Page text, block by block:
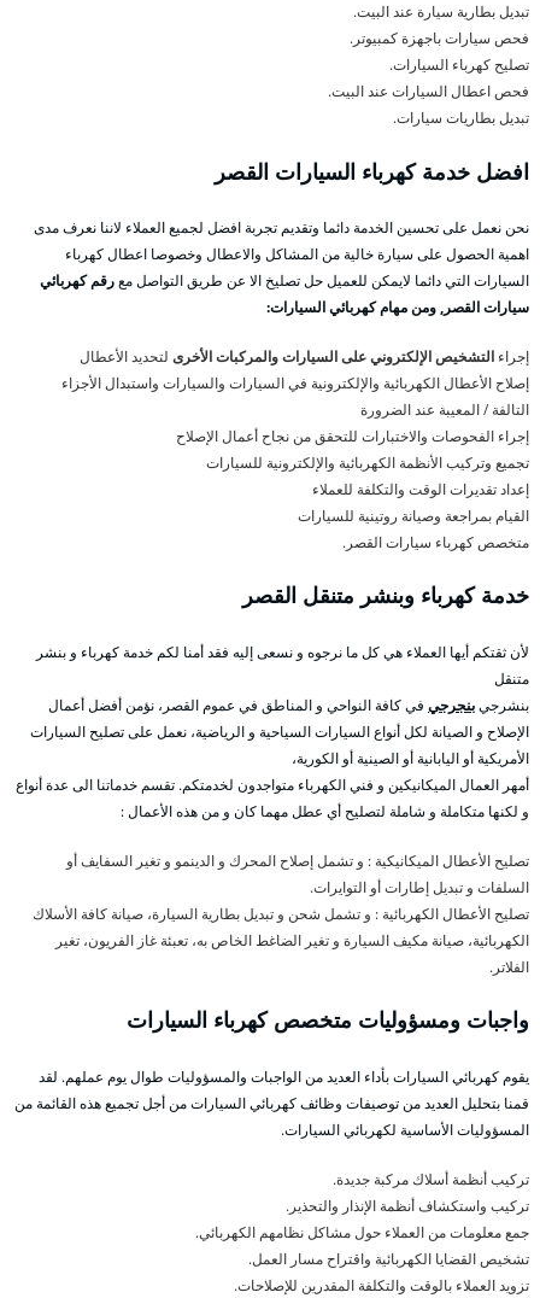
تبديل بطارية سيارة عند البيت.
فحص سيارات باجهزة كمبيوتر.
تصليح كهرباء السيارات.
فحص اعطال السيارات عند البيت.
تبديل بطاريات سيارات.
افضل خدمة كهرباء السيارات القصر
نحن نعمل على تحسين الخدمة دائما وتقديم تجربة افضل لجميع العملاء لاننا نعرف مدى
اهمية الحصول على سيارة خالية من المشاكل والاعطال وخصوصا اعطال كهرباء
السيارات التي دائما لايمكن للعميل حل تصليخ الا عن طريق التواصل معرقم كهربائي
سيارات القصر, ومن مهام كهربائي السيارات:
إجراء التشخيص الإلكتروني على السيارات والمركبات الأخرى لتحديد الأعطال
إصلاح الأعطال الكهربائية والإلكترونية في السيارات والسيارات واستبدال الأجزاء
التالفة / المعيبة عند الضرورة
إجراء الفحوصات والاختبارات للتحقق من نجاح أعمال الإصلاح
تجميع وتركيب الأنظمة الكهربائية والإلكترونية للسيارات
إعداد تقديرات الوقت والتكلفة للعملاء
القيام بمراجعة وصيانة روتينية للسيارات
متخصص كهرباء سيارات القصر.
خدمة كهرباء وبنشر متنقل القصر
لأن ثقتكم أيها العملاء هي كل ما نرجوه و نسعى إليه فقد أمنا لكم خدمة كهرباء و بنشر
متنقل
بنشرجيبنجرجي في كافة النواحي و المناطق في عموم القصر، نؤمن أفضل أعمال
الإصلاح و الصيانة لكل أنواع السيارات السياحية و الرياضية، نعمل على تصليح السيارات
الأمريكية أو اليابانية أو الصينية أو الكورية،
أمهر العمال الميكانيكين و فني الكهرباء متواجدون لخدمتكم. تقسم خدماتنا الى عدة أنواع
و لكنها متكاملة و شاملة لتصليح أي عطل مهما كان و من هذه الأعمال :
تصليح الأعطال الميكانيكية : و تشمل إصلاح المحرك و الدينمو و تغير السفايف أو
السلفات و تبديل إطارات أو التوايرات.
تصليح الأعطال الكهربائية : و تشمل شحن و تبديل بطارية السيارة، صيانة كافة الأسلاك
الكهربائية، صيانة مكيف السيارة و تغير الضاغط الخاص به، تعبئة غاز الفريون، تغير
الفلاتر.
واجبات ومسؤوليات متخصص كهرباء السيارات
يقوم كهربائي السيارات بأداء العديد من الواجبات والمسؤوليات طوال يوم عملهم. لقد
قمنا بتحليل العديد من توصيفات وظائف كهربائي السيارات من أجل تجميع هذه القائمة من
المسؤوليات الأساسية لكهربائي السيارات.
تركيب أنظمة أسلاك مركبة جديدة.
تركيب واستكشاف أنظمة الإنذار والتحذير.
جمع معلومات من العملاء حول مشاكل نظامهم الكهربائي.
تشخيص القضايا الكهربائية واقتراح مسار العمل.
تزويد العملاء بالوقت والتكلفة المقدرين للإصلاحات.